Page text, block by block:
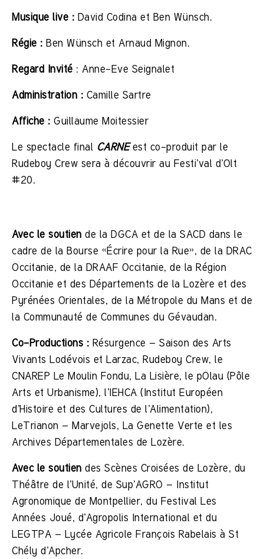
Musique live : David Codina et Ben Wünsch.
Régie : Ben Wünsch et Arnaud Mignon.
Regard Invité : Anne-Eve Seignalet
Administration : Camille Sartre
Affiche : Guillaume Moitessier
Le spectacle final CARNEest co-produit par le
Rudeboy Crew sera à découvrir au Festi’val d’Olt
#20.
Avec le soutien de la DGCA et de la SACD dans le
cadre de la Bourse «Écrire pour la Rue», de la DRAC
Occitanie, de la DRAAF Occitanie, de la Région
Occitanie et des Départements de la Lozère et des
Pyrénées Orientales, de la Métropole du Mans et de
la Communauté de Communes du Gévaudan.
Co-Productions : Résurgence – Saison des Arts
Vivants Lodévois et Larzac, Rudeboy Crew, le
CNAREP Le Moulin Fondu, La Lisière, le pOlau (Pôle
Arts et Urbanisme), l’IEHCA (Institut Européen
d’Histoire et des Cultures de l’Alimentation),
LeTrianon – Marvejols, La Genette Verte et les
Archives Départementales de Lozère.
Avec le soutien des Scènes Croisées de Lozère, du
Théâtre de l’Unité, de Sup’AGRO – Institut
Agronomique de Montpellier, du Festival Les
Années Joué, d’Agropolis International et du
LEGTPA – Lycée Agricole François Rabelais à St
Chély d’Apcher.